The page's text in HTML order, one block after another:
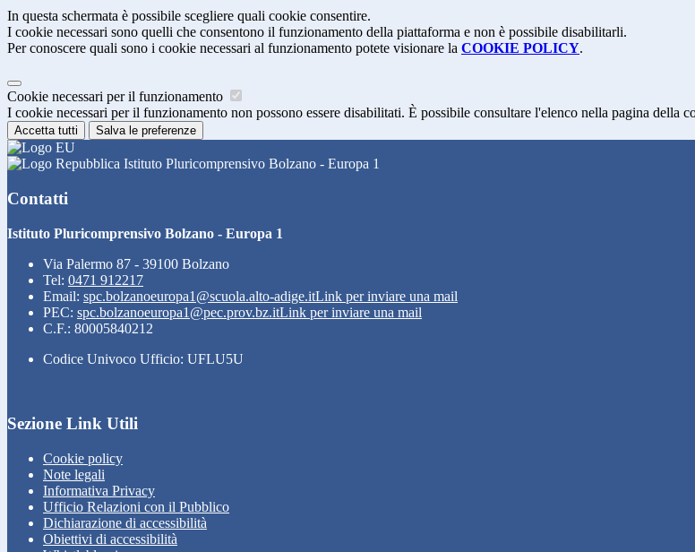
In questa schermata è possibile scegliere quali cookie consentire.
I cookie necessari sono quelli che consentono il funzionamento della piattaforma e non è possibile disabilitarli.
Per conoscere quali sono i cookie necessari al funzionamento potete visionare la COOKIE POLICY.
Cookie necessari per il funzionamento
I cookie necessari per il funzionamento non possono essere disabilitati. È possibile consultare l'elenco nella pagina della
Accetta tutti Salva le preferenze
Istituto Pluricomprensivo Bolzano - Europa 1
Contatti
Istituto Pluricomprensivo Bolzano - Europa 1
Via Palermo 87 - 39100 Bolzano
Tel: 0471 912217
Email: spc.bolzanoeuropa1@scuola.alto-adige.itLink per inviare una mail
PEC: spc.bolzanoeuropa1@pec.prov.bz.itLink per inviare una mail
C.F.: 80005840212
Codice Univoco Ufficio: UFLU5U
Sezione Link Utili
Cookie policy
Note legali
Informativa Privacy
Ufficio Relazioni con il Pubblico
Dichiarazione di accessibilità
Obiettivi di accessibilità